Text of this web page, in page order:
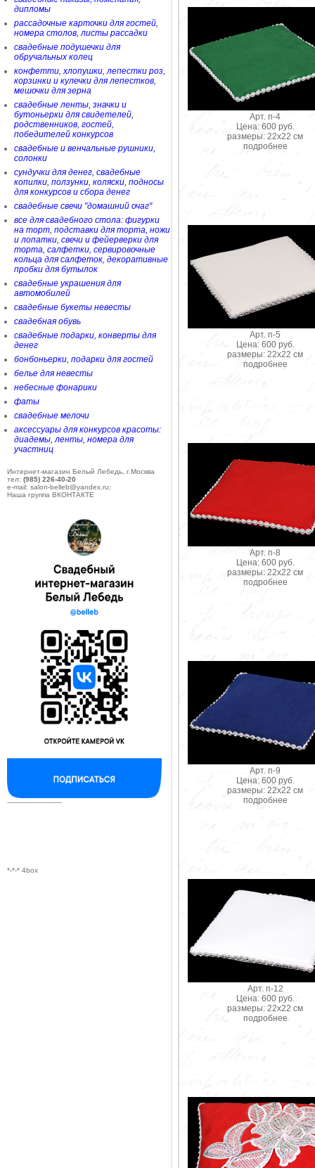
дипломы
рассадочные карточки для гостей,
номера столов, листы рассадки
свадебные подушечки для
обручальных колец
конфетти, хлопушки, лепестки роз,
корзинки и кулечки для лепестков,
мешочки для зерна
свадебные ленты, значки и
бутоньерки для свидетелей,
родственников, гостей,
победителей конкурсов
свадебные и венчальные рушники,
солонки
сундучки для денег, свадебные
копилки, ползунки, коляски, подносы
для конкурсов и сбора денег
свадебные свечи "домашний очаг"
все для свадебного стола: фигурки
на торт, подставки для торта, ножи
и лопатки, свечи и фейерверки для
торта, салфетки, сервировочные
кольца для салфеток, декоративные
пробки для бутылок
свадебные украшения для
автомобилей
свадебные букеты невесты
свадебная обувь
свадебные подарки, конверты для
денег
бонбоньерки, подарки для гостей
белье для невесты
небесные фонарики
фаты
свадебные мелочи
аксессуары для конкурсов красоты:
диадемы, ленты, номера для
участниц
Интернет-магазин Белый Лебедь, г.Москва
тел: (985) 226-40-20
e-mail: salon-belleb@yandex.ru;
Наша группа ВКОНТАКТЕ
--------------------------
*-*-* 4box
Арт. п-4
Цена: 600 руб.
размеры: 22х22 см
подробнее
Арт. п-5
Цена: 600 руб.
размеры: 22х22 см
подробнее
Арт. п-8
Цена: 600 руб.
размеры: 22х22 см
подробнее
Арт. п-9
Цена: 600 руб.
размеры: 22х22 см
подробнее
Арт. п-12
Цена: 600 руб.
размеры: 22х22 см
подробнее